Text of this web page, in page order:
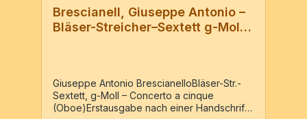
Brescianell, Giuseppe Antonio –
Bläser-Streicher–Sextett g-Moll
Giuseppe Antonio BrescianelloBläser-Str.-
Sextett, g-Moll – Concerto a cinque
(Oboe)Erstausgabe nach einer Handschrift